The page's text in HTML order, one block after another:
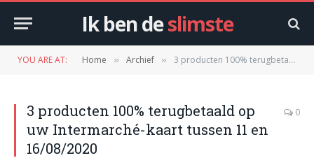
Ik ben deslimste
YOU ARE AT: Home » Archief » 3 producten 100% terugbetaald op uw Intermarché-kaart tussen 11 en 16/08/2020
3 producten 100% terugbetaald op
uw Intermarché-kaart tussen 11 en
16/08/2020
0